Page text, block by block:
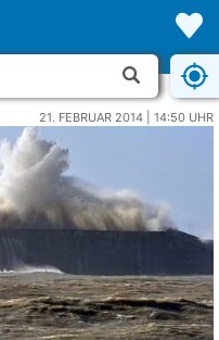
21. FEBRUAR 2014 | 14:50 UHR